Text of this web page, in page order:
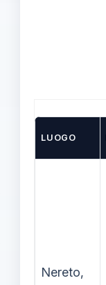
LUOGO
Nereto,